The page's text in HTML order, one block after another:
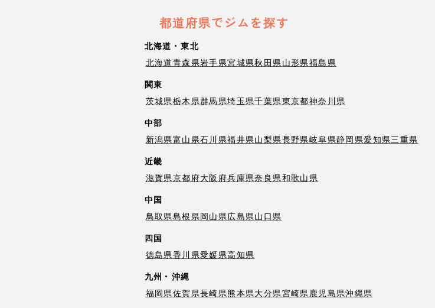
都道府県でジムを探す
北海道・東北
北海道青森県岩手県宮城県秋田県山形県福島県
関東
茨城県栃木県群馬県埼玉県千葉県東京都神奈川県
中部
新潟県富山県石川県福井県山梨県長野県岐阜県静岡県愛知県三重県
近畿
滋賀県京都府大阪府兵庫県奈良県和歌山県
中国
鳥取県島根県岡山県広島県山口県
四国
徳島県香川県愛媛県高知県
九州・沖縄
福岡県佐賀県長崎県熊本県大分県宮崎県鹿児島県沖縄県